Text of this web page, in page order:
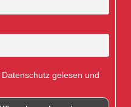
gelesen und